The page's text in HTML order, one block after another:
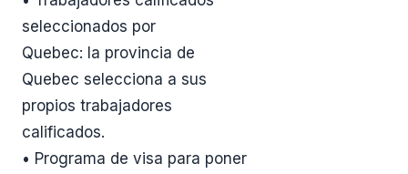
seleccionados por
Quebec: la provincia de
Quebec selecciona a sus
propios trabajadores
calificados.
• Programa de visa para poner